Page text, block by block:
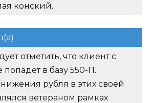
конский.
отметить, что клиент с
в базу 550-П.
рубля в этих своей
ветераном рамках